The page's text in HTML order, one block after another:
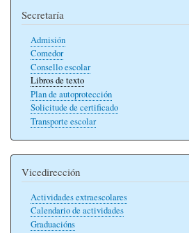
Secretaría
Admisión
Comedor
Consello escolar
Libros de texto
Plan de autoprotección
Solicitude de certificado
Transporte escolar
Vicedirección
Actividades extraescolares
Calendario de actividades
Graduacións